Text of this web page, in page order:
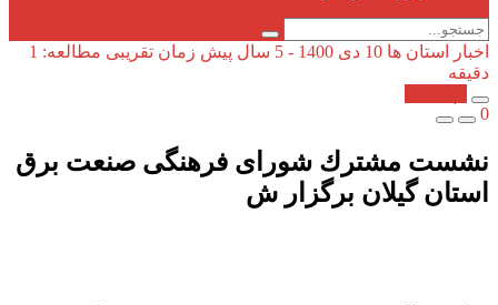
اخبار استان ها 10 دی 1400 - 5 سال پیش
زمان تقریبی مطالعه: 1
دقیقه
0
نشست مشترك شورای فرهنگی صنعت برق
استان گیلان برگزار ش